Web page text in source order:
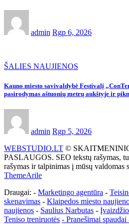
admin Rgp 6, 2026
ŠALIES NAUJIENOS
Kauno miesto savivaldybė Festivalį
pasirodymas aštuonių metrų aukštyje ir
admin Rgp 5, 2026
WEBSTUDIO.LT ©
PASLAUGOS. SEO tekstų rašymas,
rašymas ir talpinimas į mūsų valdomas
ThemeArile
Draugai: - Marketingo agentūra -
skenavimas - Klaipedos miesto
naujienos - Saulius Narbutas -
Teniso treniruotės - Pranešimai spaudai